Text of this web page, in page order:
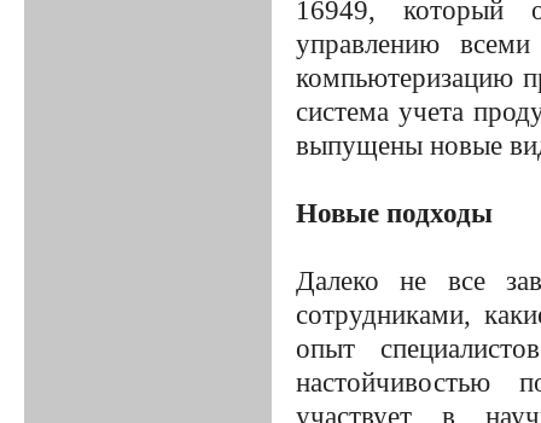
16949, который
управлению
компьютеризацию
система учета
выпущены новые
Новые подходы
Далеко не все
сотрудниками,
опыт
настойчивостью
участвует в